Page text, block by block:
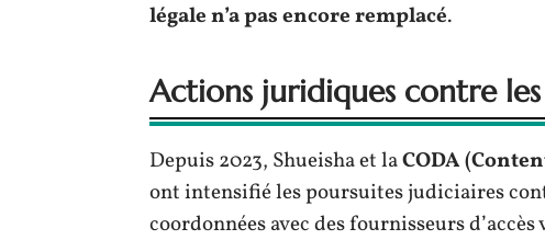
légale n’a pas encore remplacé.
Actions juridiques contre les
Depuis 2023, Shueisha et laCODA
ont intensifié les poursuites judiciaires
coordonnées avec des fournisseurs